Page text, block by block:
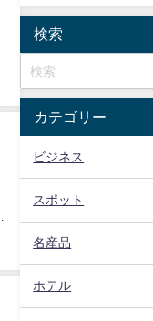
検索
カテゴリー
ビジネス
スポット
名産品
ホテル